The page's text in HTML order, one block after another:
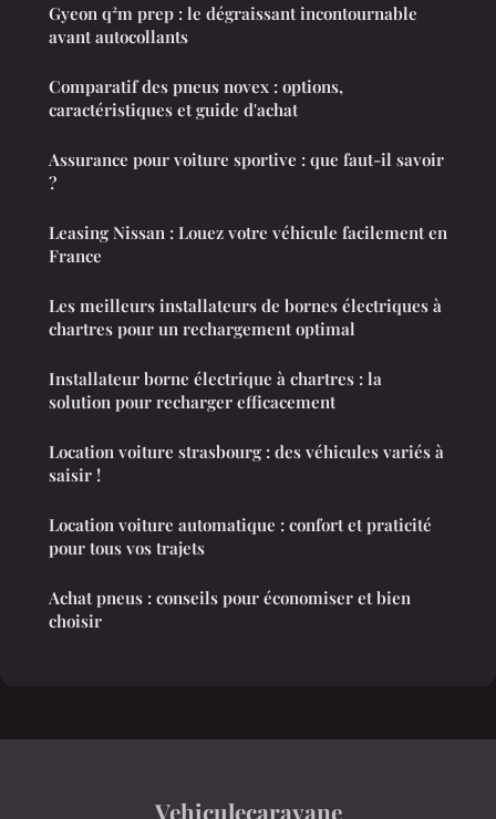
Gyeon q²m prep : le dégraissant incontournable
avant autocollants
Comparatif des pneus novex : options,
caractéristiques et guide d'achat
Assurance pour voiture sportive : que faut-il savoir
?
Leasing Nissan : Louez votre véhicule facilement en
France
Les meilleurs installateurs de bornes électriques à
chartres pour un rechargement optimal
Installateur borne électrique à chartres : la
solution pour recharger efficacement
Location voiture strasbourg : des véhicules variés à
saisir !
Location voiture automatique : confort et praticité
pour tous vos trajets
Achat pneus : conseils pour économiser et bien
choisir
Vehiculecaravane